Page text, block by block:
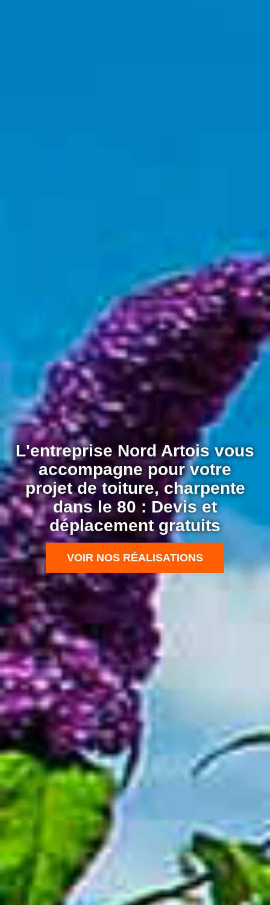
L'entreprise Nord Artois vous
accompagne pour votre
projet de toiture, charpente
dans le 80 : Devis et
déplacement gratuits
VOIR NOS RÉALISATIONS